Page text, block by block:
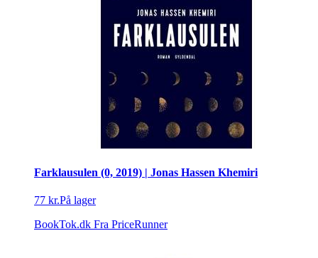
Farklausulen (0, 2019) | Jonas Hassen Khemiri
77 kr.På lager
BookTok.dk Fra PriceRunner